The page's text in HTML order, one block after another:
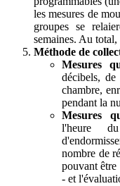
les mesures de
groupes se
semaines. Au
Méthode de
Mesures
décibels,
chambre,
pendant la
Mesures
l'heure
nombre de
pouvant être
- et